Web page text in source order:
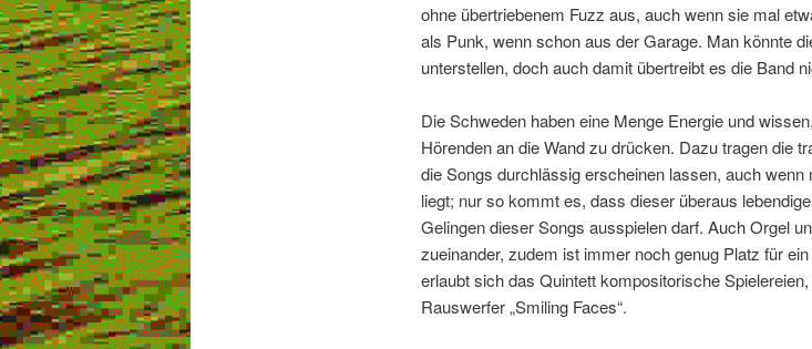
ohne übertriebenem Fuzz aus, auch wenn sie mal
als Punk, wenn schon aus der Garage. Man könnte
unterstellen, doch auch damit übertreibt es die Band
Die Schweden haben eine Menge Energie und
Hörenden an die Wand zu drücken. Dazu tragen die
die Songs durchlässig erscheinen lassen, auch
liegt; nur so kommt es, dass dieser überaus
Gelingen dieser Songs ausspielen darf. Auch Orgel
zueinander, zudem ist immer noch genug Platz für
erlaubt sich das Quintett kompositorische
Rauswerfer „Smiling Faces“.